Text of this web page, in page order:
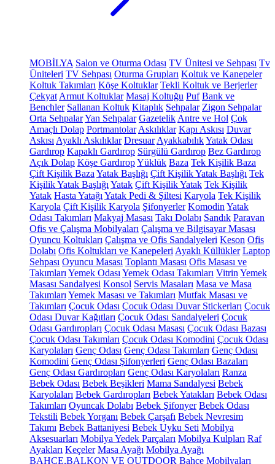
MOBİLYA Salon ve Oturma Odası TV Ünitesi ve Sehpası Tv
Üniteleri TV Sehpası Oturma Grupları Koltuk ve Kanepeler
Koltuk Takımları Köşe Koltuklar Tekli Koltuk ve Berjerler
Çekyat Armut Koltuklar Masaj Koltuğu Puf Bank ve
Benchler Sallanan Koltuk Kitaplık Sehpalar Zigon Sehpalar
Orta SehpalarYan Sehpalar Gazetelik Antre ve Hol Çok
Amaçlı Dolap Portmantolar Askılıklar Kapı Askısı Duvar
Askısı Ayaklı Askılıklar Dresuar AyakkabılıkYatak Odası
Gardırop Kapaklı Gardırop Sürgülü Gardırop Bez Gardırop
Açık Dolap Köşe GardıropYüklük Baza Tek Kişilik Baza
Çift Kişilik Baza Yatak Başlığı Çift Kişilik Yatak Başlığı Tek
Kişilik Yatak Başlığı Yatak Çift Kişilik Yatak Tek Kişilik
Yatak Hasta Yatağı Yatak Pedi & Şiltesi Karyola Tek Kişilik
Karyola Çift Kişilik Karyola Şifonyerler Komodin Yatak
Odası Takımları Makyaj Masası Takı Dolabı Sandık Paravan
Ofis ve Çalışma Mobilyaları Çalışma ve Bilgisayar Masası
Oyuncu Koltukları Çalışma ve Ofis Sandalyeleri Keson Ofis
Dolabı Ofis Koltukları ve Kanepeleri Ayaklı Küllükler Laptop
Sehpası Oyuncu Masası Toplantı Masası Ofis Masası ve
Takımları Yemek Odası Yemek Odası Takımları Vitrin Yemek
Masası Sandalyesi Konsol Servis Masaları Masa ve Masa
Takımları Yemek Masası ve Takımları Mutfak Masası ve
Takımları Çocuk Odası Çocuk Odası Duvar Stickerları Çocuk
Odası Duvar Kağıtları Çocuk Odası Sandalyeleri Çocuk
Odası Gardıropları Çocuk Odası Masası Çocuk Odası Bazası
Çocuk Odası Takımları Çocuk Odası Komodini Çocuk Odası
Karyolaları Genç Odası Genç Odası Takımları Genç Odası
Komodini Genç Odası Şifonyerleri Genç Odası Bazaları
Genç Odası Gardıropları Genç Odası Karyolaları Ranza
Bebek Odası Bebek Beşikleri Mama Sandalyesi Bebek
Karyolaları Bebek Gardıropları Bebek Yatakları Bebek Odası
Takımları Oyuncak Dolabı Bebek Şifonyer Bebek Odası
Tekstili Bebek Yorganı Bebek Çarşafı Bebek Nevresim
Takımı Bebek Battaniyesi Bebek Uyku Seti Mobilya
Aksesuarları Mobilya Yedek Parçaları Mobilya Kulpları Raf
Ayakları Keçeler Masa Ayağı Mobilya Ayağı
BAHÇE,BALKON VE OUTDOOR Bahçe Mobilyaları